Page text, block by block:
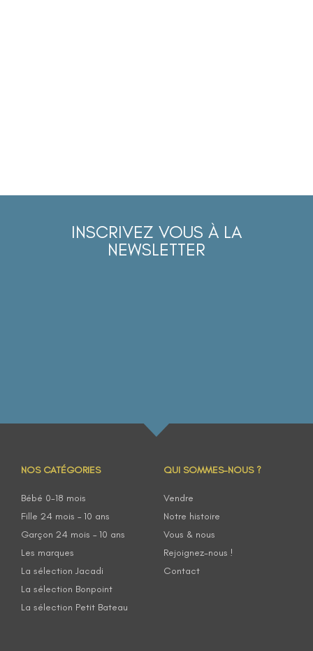
INSCRIVEZ VOUS À LA
NEWSLETTER
NOS CATÉGORIES
Bébé 0-18 mois
Fille 24 mois – 10 ans
Garçon 24 mois – 10 ans
Les marques
La sélection Jacadi
La sélection Bonpoint
La sélection Petit Bateau
QUI SOMMES-NOUS ?
Vendre
Notre histoire
Vous & nous
Rejoignez-nous !
Contact